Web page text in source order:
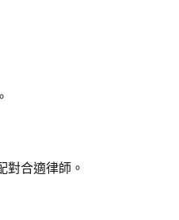
對合適律師。